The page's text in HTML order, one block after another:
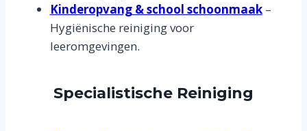
Kinderopvang & school schoonmaak–
Hygiënische reiniging voor
leeromgevingen.
Specialistische Reiniging